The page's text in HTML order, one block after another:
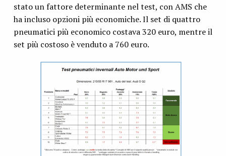
stato un fattore determinante nel test, con AMS che
ha incluso opzioni più economiche. Il set di quattro
pneumatici più economico costava 320 euro, mentre il
set più costoso è venduto a 760 euro.